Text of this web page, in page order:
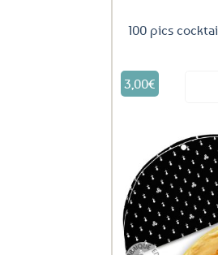
100 pics
3,00€